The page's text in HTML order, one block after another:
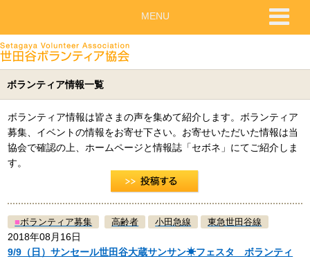
ボランティア情報一覧
ボランティア情報は皆さまの声を集めて紹介します。ボランティア
募集、イベントの情報をお寄せ下さい。お寄せいただいた情報は当
協会で確認の上、ホームページと情報誌「セボネ」にてご紹介しま
す。
■ボランティア募集 高齢者 小田急線 東急世田谷線
2018年08月16日
9/9（日）サンセール世田谷大蔵サンサン☀フェスタ ボランティ
MENU